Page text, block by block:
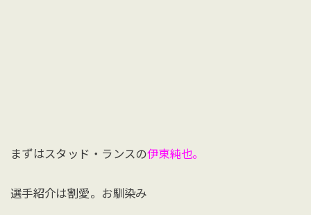
まずはスタッド・ランスの伊東純也。
選手紹介は割愛。お馴染み